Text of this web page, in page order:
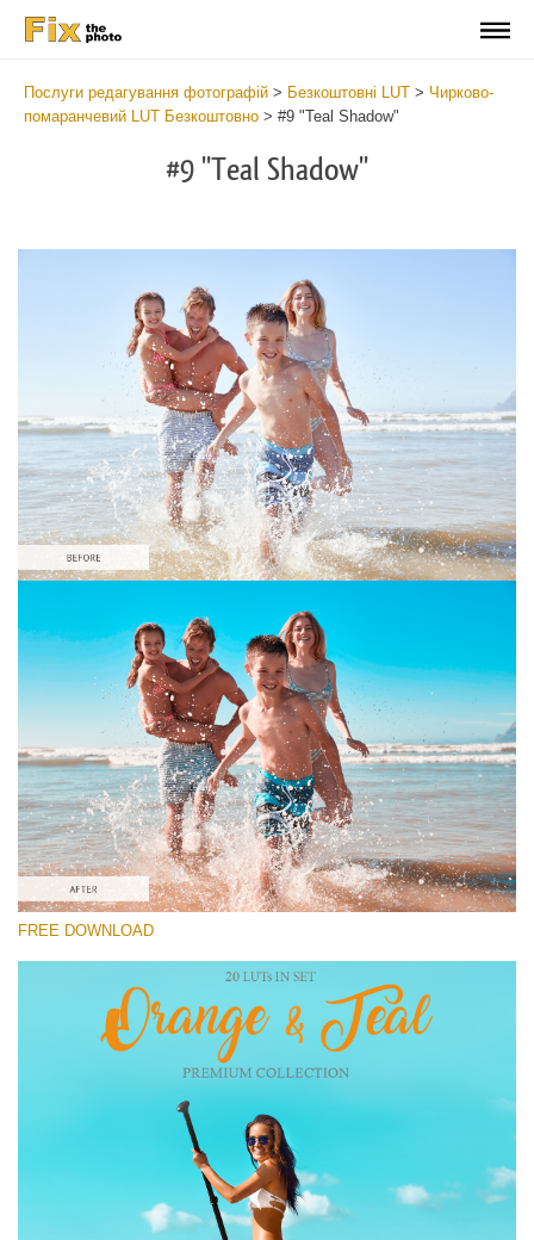
Послуги редагування фотографій > Безкоштовні LUT > Чирково-
помаранчевий LUT Безкоштовно > #9 "Teal Shadow"
#9 "Teal Shadow"
Please select
Free Orange&Teal LUT #9
Orange and Teal LUTs
Cinema Look Collection (80 LUTs)
Entire Collection (260 LUTs)
Free download
FREE DOWNLOAD